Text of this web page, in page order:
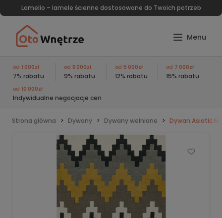
Lamelio – lamele ścienne dostosowane do Twoich potrzeb
od 1 000zł
7% rabatu
od 3 000zł
9% rabatu
od 5 000zł
12% rabatu
od 7 000zł
15% rabatu
od 10 000zł
Indywidualne negocjacje cen
Strona główna Dywany Dywany wełniane Dywan Asiatic